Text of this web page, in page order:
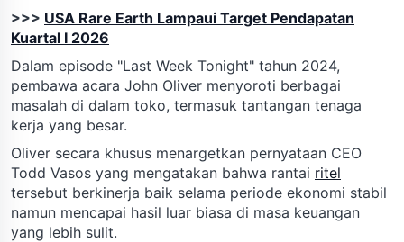
>>> USA Rare Earth Lampaui Target Pendapatan
Kuartal I 2026
Dalam episode "Last Week Tonight" tahun 2024,
pembawa acara John Oliver menyoroti berbagai
masalah di dalam toko, termasuk tantangan tenaga
kerja yang besar.
Oliver secara khusus menargetkan pernyataan CEO
Todd Vasos yang mengatakan bahwa rantai ritel
tersebut berkinerja baik selama periode ekonomi stabil
namun mencapai hasil luar biasa di masa keuangan
yang lebih sulit.